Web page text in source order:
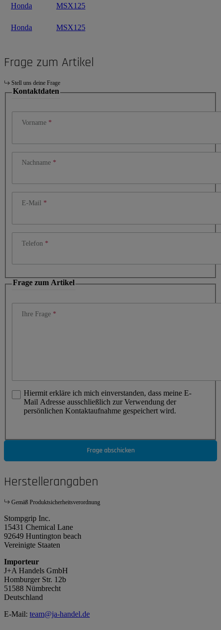
Honda MSX125
Honda MSX125
Frage zum Artikel
Stell uns deine Frage
Kontaktdaten
Vorname
Nachname
E-Mail
Telefon
Frage zum Artikel
Ihre Frage
Hiermit erkläre ich mich einverstanden, dass meine E-
Mail Adresse ausschließlich zur Verwendung der
persönlichen Kontaktaufnahme gespeichert wird.
Frage abschicken
Herstellerangaben
Gemäß Produktsicherheitsverordnung
Stompgrip Inc.
15431 Chemical Lane
92649 Huntington beach
Vereinigte Staaten
Importeur
J+A Handels GmbH
Homburger Str. 12b
51588 Nümbrecht
Deutschland
E-Mail: team@ja-handel.de